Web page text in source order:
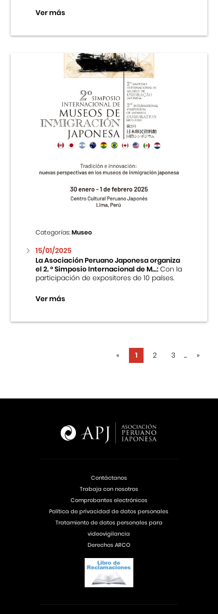
Ver más
Categorías:Museo
15/01/2025
La Asociación Peruano Japonesa organiza
el 2. ° Simposio Internacional de M...:Con la
participación de expositores de 10 países.
Ver más
« 1 2 3 ... »
Contáctanos
Trabaja con nosotros
Comprobantes electrónicos
Política de privacidad de datos personales
Tratamiento de datos personales para
videovigilancia
Derechos ARCO